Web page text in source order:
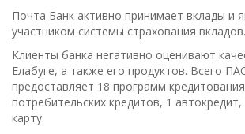
Почта Банк активно принимает вклады и
участником системы страхования вкладов.
Клиенты банка негативно оценивают
Елабуге, а также его продуктов. Всего
предоставляет 18 программ
потребительских кредитов, 1
карту.